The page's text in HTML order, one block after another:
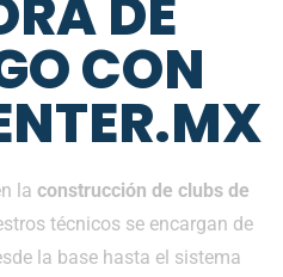
DE
CON
la construcción de clubs de
técnicos se encargan de
la base hasta el sistema